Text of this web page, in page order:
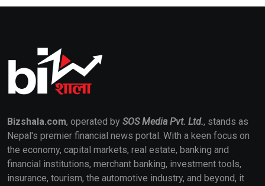
Bizshala.com, operated by SOS Media Pvt. Ltd., stands as
Nepal's premier financial news portal. With a keen focus on
the economy, capital markets, real estate, banking and
financial institutions, merchant banking, investment tools,
insurance, tourism, the automotive industry, and beyond, it